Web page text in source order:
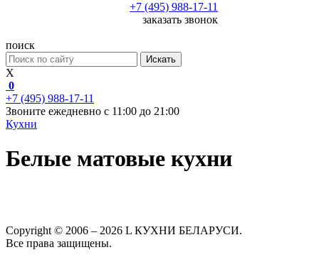
+7 (495) 988-17-11
заказать звонок
поиск
Искать
X
0
+7 (495) 988-17-11
Звоните ежедневно с 11:00 до 21:00
Кухни
Белые матовые кухни
Copyright © 2006 – 2026 L КУХНИ БЕЛАРУСИ.
Все права защищены.